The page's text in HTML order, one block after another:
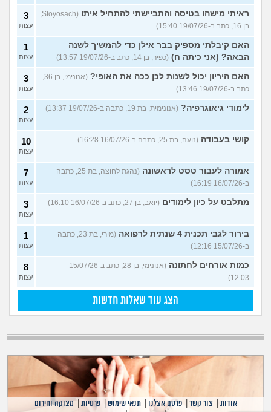
ראיתי מישהו בטיסה והתביישתי להתחיל איתו
(Stoyosach,
בן 16, כתב ב-19/07/26 15:40)
3
עצות
האם קיבלתי מספיק בבר אילן כדי להמשיך לשנה
הבאה? (אני כיתה ח) (כפיר, בן 14, כתב ב-19/07/26 13:57)
1
עצות
האם היריון יכול לשנות לכן ככה את האופי?
(אנונימי, בן 36,
כתב ב-19/07/26 13:46)
3
עצות
לימודי גיאוגרפיה? (אנונימית, בת 19, כתבה ב-19/07/26 13:37) 2
עצות
קושי בעבודה (נועה, בת 25, כתבה ב-16/07/26 16:28) 10
עצות
אמורה לעבור טסט לראשונה
(נהגת לחוצה, בת 25, כתבה
ב-16/07/26 16:19)
7
עצות
מתלבט על כיון לימודים (יואב, בן 27, כתב ב-16/07/26 16:10) 3
עצות
בירור לגבי תכנית 4 שנתית לרפואה
(מירי, בת 23, כתבה
ב-15/07/26 12:16)
1
עצות
כמות אורחים לחתונה
(אנונימי, בן 28, כתב ב-15/07/26
12:03)
8
עצות
הצג עוד שאלות חדשות
אודות צור קשר |פרסם אצלנו |תנאי שימוש |פרטיות |מצוקה וחירום